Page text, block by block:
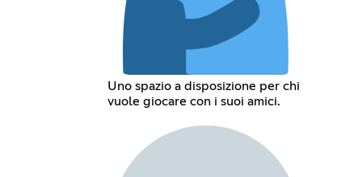
Uno spazio a disposizione per chi
vuole giocare con i suoi amici.